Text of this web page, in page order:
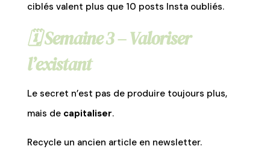
ciblés valent plus que 10 posts Insta oubliés.
🗓️Semaine 3 – Valoriser
l’existant
Le secret n’est pas de produire toujours plus,
mais de capitaliser.
Recycle un ancien article en newsletter.